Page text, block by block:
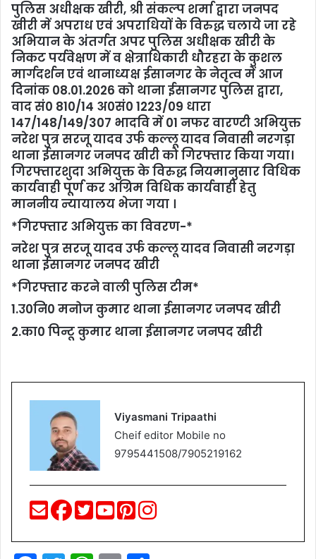
पुलिस अधीक्षक खीरी, श्री संकल्प शर्मा द्वारा जनपद
खीरी में अपराध एवं अपराधियों के विरुद्ध चलाये जा रहे
अभियान के अंतर्गत अपर पुलिस अधीक्षक खीरी के
निकट पर्यवेक्षण में व क्षेत्राधिकारी धौरहरा के कुशल
मार्गदर्शन एवं थानाध्यक्ष ईसानगर के नेतृत्व में आज
दिनांक 08.01.2026 को थाना ईसानगर पुलिस द्वारा,
वाद सं0 810/14 अ0सं0 1223/09 धारा
147/148/149/307 भादवि में 01 नफर वारण्टी अभियुक्त
नरेश पुत्र सरजू यादव उर्फ कल्लू यादव निवासी नरगड़ा
थाना ईसानगर जनपद खीरी को गिरफ्तार किया गया।
गिरफ्तारशुदा अभियुक्त के विरुद्ध नियमानुसार विधिक
कार्यवाही पूर्ण कर अग्रिम विधिक कार्यवाही हेतु
माननीय न्यायालय भेजा गया ।
*गिरफ्तार अभियुक्त का विवरण-*
नरेश पुत्र सरजू यादव उर्फ कल्लू यादव निवासी नरगड़ा
थाना ईसानगर जनपद खीरी
*गिरफ्तार करने वाली पुलिस टीम*
1.उ0नि0 मनोज कुमार थाना ईसानगर जनपद खीरी
2.का0 पिन्टू कुमार थाना ईसानगर जनपद खीरी
Viyasmani Tripaathi
Cheif editor Mobile no
9795441508/7905219162